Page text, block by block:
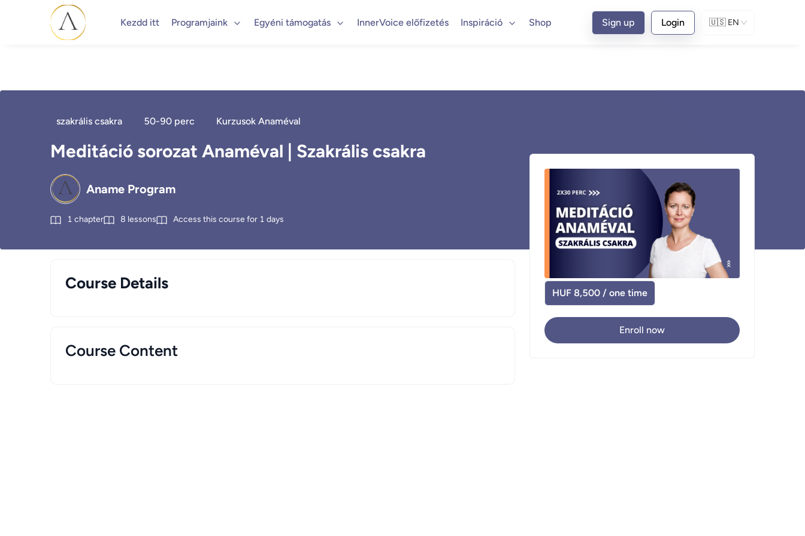
Kezdd itt Programjaink Egyéni támogatás InnerVoice előfizetés Inspiráció Shop Sign up Login 🇺🇸 EN
szakrális csakra 50-90 perc Kurzusok Anaméval
Meditáció sorozat Anaméval | Szakrális csakra
Aname Program
1 chapter 8 lessons Access this course for 1 days
Course Details
Course Content
HUF 8,500 / one time
Enroll now